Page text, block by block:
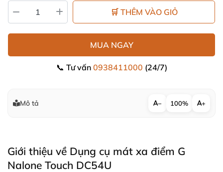
🛒 THÊM VÀO GIỎ
MUA NGAY
📞 Tư vấn 0938411000 (24/7)
Mô tả − 100% +
Giới thiệu về Dụng cụ mát xa điểm G
Nalone Touch DC54U